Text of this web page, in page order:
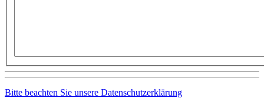
Bitte beachten Sie unsere Datenschutzerklärung